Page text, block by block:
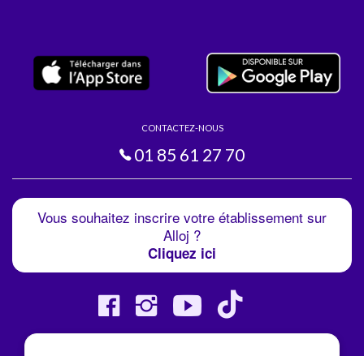
CONTACTEZ-NOUS
01 85 61 27 70
Vous souhaitez inscrire votre établissement sur
Alloj ?
Cliquez ici